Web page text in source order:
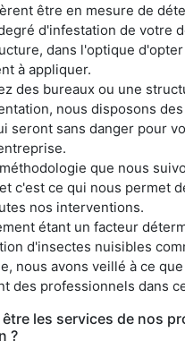
être en mesure de
d'infestation de votre
dans l'optique
à appliquer.
des bureaux ou une
nous disposons
seront sans danger pour
que nous
c'est ce qui nous permet
nos interventions.
étant un facteur
d'insectes nuisibles
nous avons veillé à ce
des professionnels dans
les services de nos
?